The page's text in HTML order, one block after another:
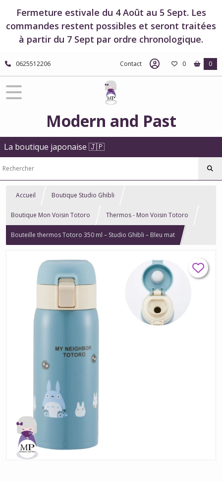
Fermeture estivale du 4 Août au 5 Sept. Les
commandes restent possibles et seront traitées
à partir du 7 Sept par ordre chronologique.
0625512206 Contact 0 0
Modern and Past
La boutique japonaise 🇯🇵
Accueil Boutique Studio Ghibli
Boutique Mon Voisin Totoro Thermos - Mon Voisin Totoro
Bouteille thermos Totoro 350 ml – Studio Ghibli – Bleu mat